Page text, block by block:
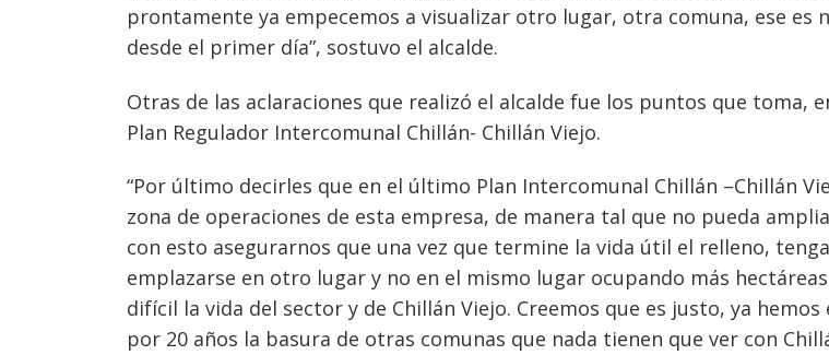
prontamente ya empecemos a visualizar otro lugar, otra comuna, ese es
desde el primer día”, sostuvo el alcalde.
Otras de las aclaraciones que realizó el alcalde fue los puntos que toma,
Plan Regulador Intercomunal Chillán- Chillán Viejo.
“Por último decirles que en el último Plan Intercomunal Chillán –Chillán
zona de operaciones de esta empresa, de manera tal que no pueda
con esto asegurarnos que una vez que termine la vida útil el relleno,
emplazarse en otro lugar y no en el mismo lugar ocupando más
difícil la vida del sector y de Chillán Viejo. Creemos que es justo, ya
por 20 años la basura de otras comunas que nada tienen que ver con